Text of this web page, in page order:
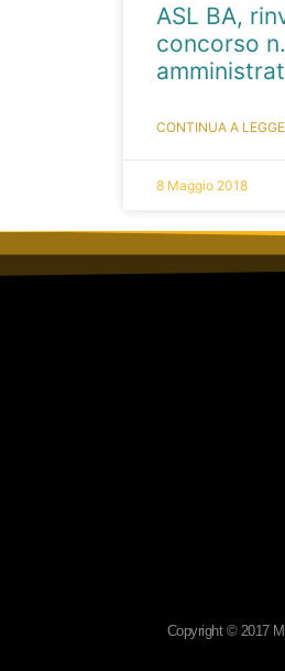
ASL BA,
concorso
CONTINUA A
8 Maggio 2018
Copyright © 2017